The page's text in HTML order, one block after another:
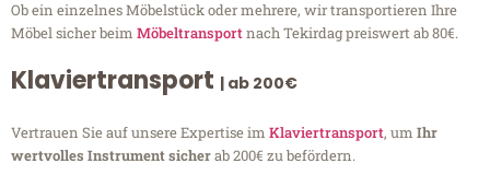
Ob ein einzelnes Möbelstück oder mehrere, wir transportieren Ihre
Möbel sicher beim Möbeltransportnach Tekirdag preiswert ab 80€.
Klaviertransport | ab 200€
Vertrauen Sie auf unsere Expertise im Klaviertransport, um Ihr
wertvolles Instrument sicherab 200€ zu befördern.